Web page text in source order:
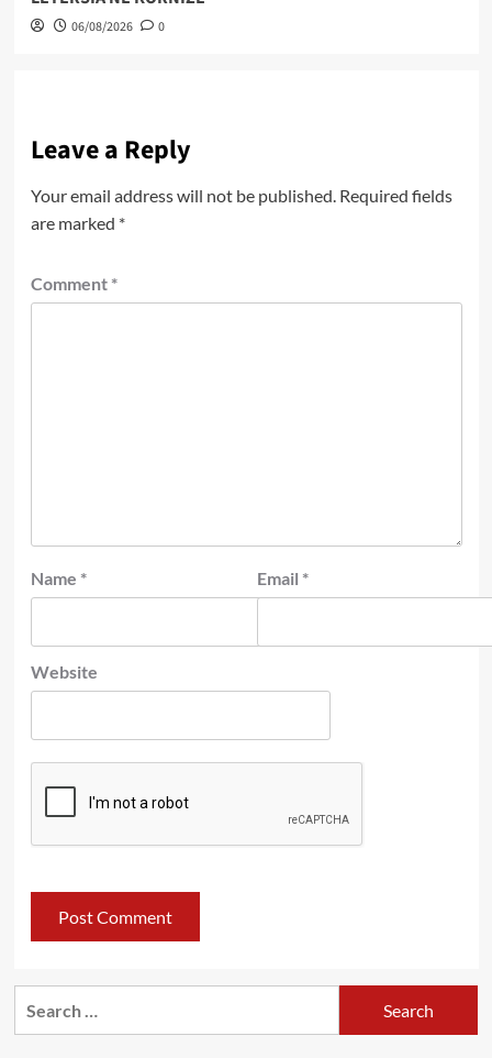
06/08/2026 0
Leave a Reply
Your email address will not be published. Required fields
are marked *
Comment *
Name * Email *
Website